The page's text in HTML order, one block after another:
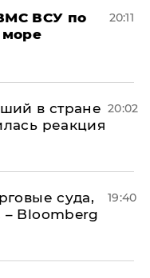
ВСУ по
20:11
в стране
реакция
20:02
суда,
Bloomberg
19:40